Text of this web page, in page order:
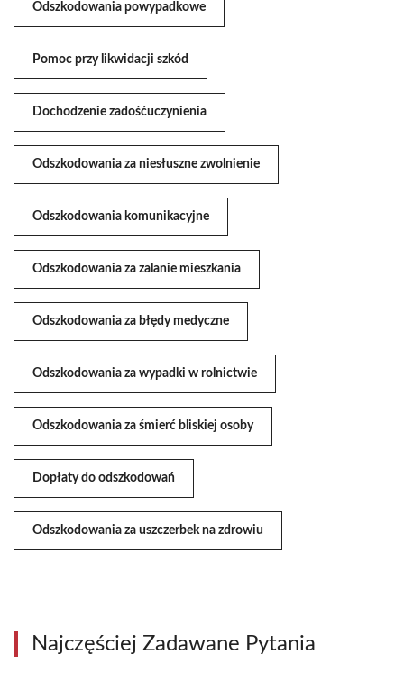
Odszkodowania powypadkowe
Pomoc przy likwidacji szkód
Dochodzenie zadośćuczynienia
Odszkodowania za niesłuszne zwolnienie
Odszkodowania komunikacyjne
Odszkodowania za zalanie mieszkania
Odszkodowania za błędy medyczne
Odszkodowania za wypadki w rolnictwie
Odszkodowania za śmierć bliskiej osoby
Dopłaty do odszkodowań
Odszkodowania za uszczerbek na zdrowiu
Najczęściej Zadawane Pytania